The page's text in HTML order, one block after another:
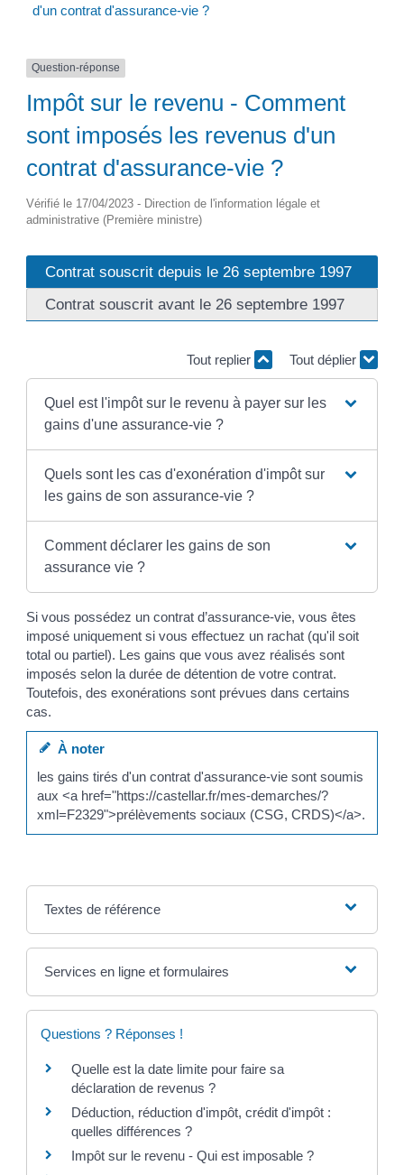
d'un contrat d'assurance-vie ?
Question-réponse
Impôt sur le revenu - Comment
sont imposés les revenus d'un
contrat d'assurance-vie ?
Vérifié le 17/04/2023 - Direction de l'information légale et
administrative (Première ministre)
Contrat souscrit depuis le 26 septembre 1997
Contrat souscrit avant le 26 septembre 1997
Tout replier Tout déplier
Quel est l'impôt sur le revenu à payer sur les
gains d'une assurance-vie ?
Quels sont les cas d'exonération d'impôt sur
les gains de son assurance-vie ?
Comment déclarer les gains de son
assurance vie ?
Si vous possédez un contrat d’assurance-vie, vous êtes
imposé uniquement si vous effectuez un rachat (qu'il soit
total ou partiel). Les gains que vous avez réalisés sont
imposés selon la durée de détention de votre contrat.
Toutefois, des exonérations sont prévues dans certains
cas.
À noter
les gains tirés d'un contrat d'assurance-vie sont soumis
aux <a href="https://castellar.fr/mes-demarches/?
xml=F2329">prélèvements sociaux (CSG, CRDS)</a>.
Textes de référence
Services en ligne et formulaires
Questions ? Réponses !
Quelle est la date limite pour faire sa
déclaration de revenus ?
Déduction, réduction d'impôt, crédit d'impôt :
quelles différences ?
Impôt sur le revenu - Qui est imposable ?